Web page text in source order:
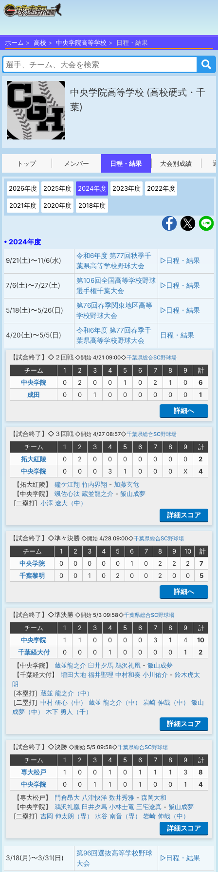
ホーム 高校 中央学院高等学校 日程・結果
中央学院高等学校 (高校硬式・千
葉)
トップ メンバー 日程・結果 大会別成績
2026年度 2025年度 2024年度 2023年度 2022年度
2021年度 2020年度 2018年度
• 2024年度
9/21(土)〜11/6(水)
令和6年度 第77回秋季千
葉県高等学校野球大会
▷日程・結果
7/6(土)〜7/27(土)
第106回全国高等学校野球
選手権千葉大会
▷日程・結果
5/18(土)〜5/26(日)
第76回春季関東地区高等
学校野球大会
▷日程・結果
4/20(土)〜5/5(日)
令和6年度 第77回春季千
葉県高等学校野球大会
日程・結果
【試合終了 】◇２回戦 ◇開始 4/21 09:00◇千葉県総合SC野球場
チーム 1 2 3 4 5 6 7 8 9
計
中央学院
0 2 0 0 1 0 2 1 0
6
成田
0 0 1 0 0 0 0 0 0 1
詳細へ
【試合終了 】◇３回戦 ◇開始 4/27 08:57◇千葉県総合SC野球場
チーム 1 2 3 4 5 6 7 8 9
計
拓大紅陵
0 2 0 0 0 0 0 0 0
2
中央学院
0 0 0 3 1 0 0 0 X
4
【拓大紅陵】
鐘ケ江翔 竹内界翔 - 加藤玄竜
【中央学院】
颯佐心汰 蔵並龍之介 - 飯山成夢
[二塁打] 小澤 遼大（中）
詳細スコア
【試合終了 】◇準々決勝 ◇開始 4/28 09:00◇千葉県総合SC野球場
チーム 1 2 3 4 5 6 7 8 9 10
計
中央学院
0 0 0 0 0 1 0 2 2 2
7
千葉黎明
0 0 1 0 2 0 0 2 0 0 5
詳細へ
【試合終了 】◇準決勝 ◇開始 5/3 09:58◇千葉県総合SC野球場
チーム 1 2 3 4 5 6 7 8 9
計
中央学院
1 1 0 0 0 0 3 1 4
10
千葉経大付
0 0 0 1 0 0 0 0 1
2
【中央学院】
蔵並龍之介 臼井夕馬 鵜沢礼凰 - 飯山成夢
【千葉経大付】
増田大地 福井聖理 中村和奏 小川佑介 - 鈴木虎太
朗
[本塁打] 蔵並 龍之介（中）
[二塁打] 中村 研心（中） 蔵並 龍之介（中） 岩崎 伸哉（中）
飯山
成夢（中）
木下 勇人（千）
詳細スコア
【試合終了 】◇決勝 ◇開始 5/5 09:58◇千葉県総合SC野球場
チーム 1 2 3 4 5 6 7 8 9
計
専大松戸
1 0 0 1 0 1 1 1 3
8
中央学院
0 0 1 1 0 1 0 0 1
4
【専大松戸】
門倉昂大 八津快洋 数井秀雅 - 森岡大和
【中央学院】
鵜沢礼凰 臼井夕馬 小林士竜 三宅遼真 - 飯山成夢
[二塁打] 吉岡 伸太朗（専） 水谷 南音（専） 岩崎 伸哉（中）
詳細スコア
3/18(月)〜3/31(日)
第96回選抜高等学校野球
大会
▷日程・結果